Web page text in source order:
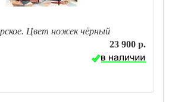
Цвет ножек чёрный
23 900 р.